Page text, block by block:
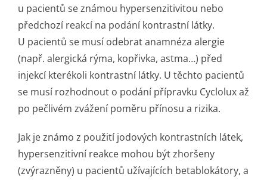
u pacientů se známou hypersenzitivitou nebo
předchozí reakcí na podání kontrastní látky.
U pacientů se musí odebrat anamnéza alergie
(např. alergická rýma, kopřivka, astma…) před
injekcí kterékoli kontrastní látky. U těchto pacientů
se musí rozhodnout o podání přípravku Cyclolux až
po pečlivém zvážení poměru přínosu a rizika.
Jak je známo z použití jodových kontrastních látek,
hypersenzitivní reakce mohou být zhoršeny
(zvýrazněny) u pacientů užívajících betablokátory, a